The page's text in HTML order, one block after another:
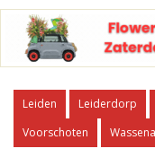
Leiden Leiderdorp
Voorschoten